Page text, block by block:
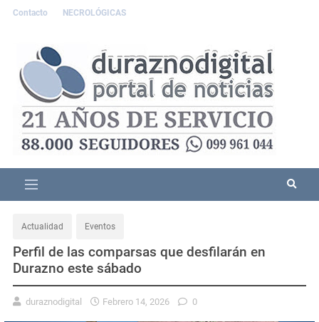
Contacto NECROLÓGICAS
Actualidad Eventos
Perfil de las comparsas que desfilarán en
Durazno este sábado
duraznodigital Febrero 14, 2026 0